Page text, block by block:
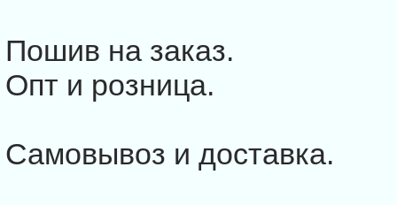
Пошив на заказ.
Опт и розница.
Самовывоз и доставка.